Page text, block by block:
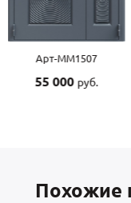
Арт-
35 000
Похожие